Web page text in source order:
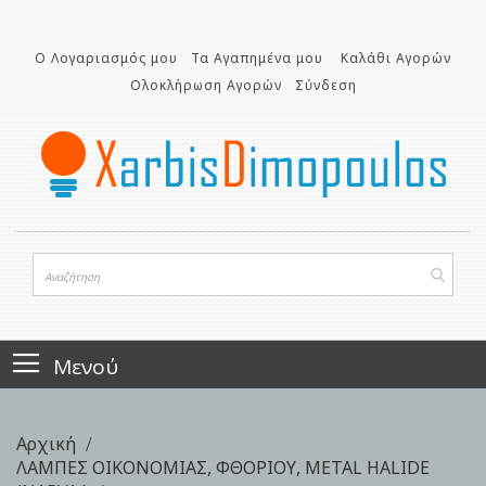
περιεχόμενο
Ο Λογαριασμός μου Τα Αγαπημένα μου
Καλάθι Αγορών
Ολοκλήρωση Αγορών
Σύνδεση
Μενού
Αρχική
ΛΑΜΠΕΣ ΟΙΚΟΝΟΜΙΑΣ, ΦΘΟΡΙΟΥ, METAL HALIDE